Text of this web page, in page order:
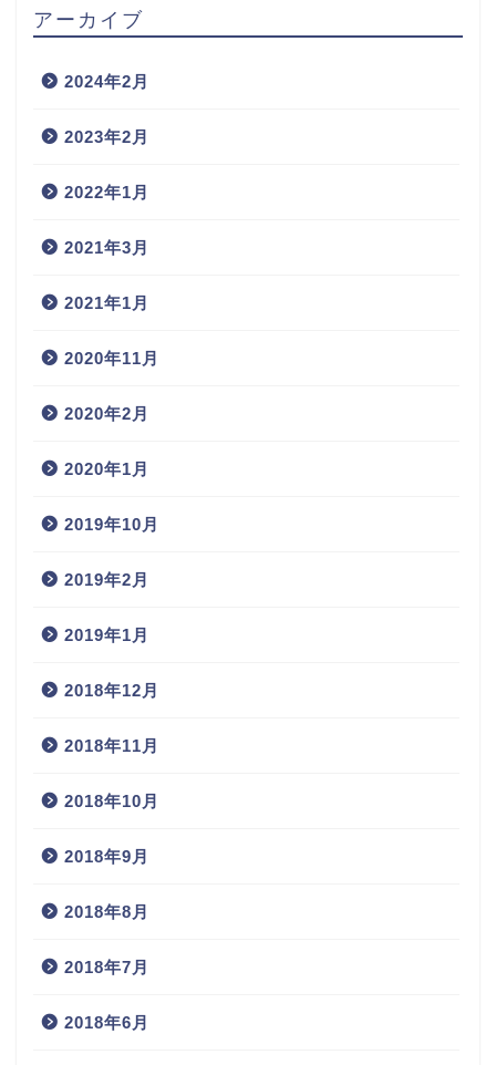
アーカイブ
2024年2月
2023年2月
2022年1月
2021年3月
2021年1月
2020年11月
2020年2月
2020年1月
2019年10月
2019年2月
2019年1月
2018年12月
2018年11月
2018年10月
2018年9月
2018年8月
2018年7月
2018年6月